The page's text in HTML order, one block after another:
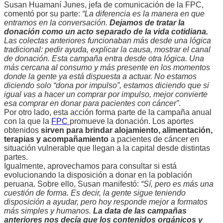
Susan Huamaní Junes, jefa de comunicación de la FPC,
comentó por su parte: “La diferencia es la manera en que
entramos en la conversación. Dejamos de tratar la
donación como un acto separado de la vida cotidiana.
Las colectas anteriores funcionaban más desde una lógica
tradicional: pedir ayuda, explicar la causa, mostrar el canal
de donación. Esta campaña entra desde otra lógica. Una
más cercana al consumo y más presente en los momentos
donde la gente ya está dispuesta a actuar. No estamos
diciendo solo “dona por impulso”, estamos diciendo que si
igual vas a hacer un comprar por impulso, mejor convierte
esa comprar en donar para pacientes con cáncer”.
Por otro lado, esta acción forma parte de la campaña anual
con la que la FPC promueve la donación. Los aportes
obtenidos sirven para brindar alojamiento, alimentación,
terapias y acompañamiento a pacientes de cáncer en
situación vulnerable que llegan a la capital desde distintas
partes.
Igualmente, aprovechamos para consultar si está
evolucionando la disposición a donar en la población
peruana. Sobre ello, Susan manifestó: “Sí, pero es más una
cuestión de forma. Es decir, la gente sigue teniendo
disposición a ayudar, pero hoy responde mejor a formatos
más simples y humanos. La data de las campañas
anteriores nos decía que los contenidos orgánicos y